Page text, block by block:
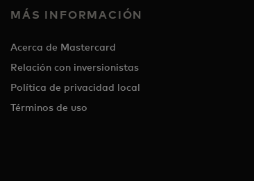
MÁS INFORMACIÓN
Acerca de Mastercard
Relación con inversionistas
Política de privacidad local
Términos de uso